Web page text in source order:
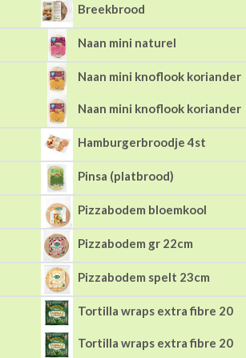
Breekbrood
Naan mini naturel
Naan mini knoflook koriander
Naan mini knoflook koriander
Hamburgerbroodje 4st
Pinsa (platbrood)
Pizzabodem bloemkool
Pizzabodem gr 22cm
Pizzabodem spelt 23cm
Tortilla wraps extra fibre 20
Tortilla wraps extra fibre 20